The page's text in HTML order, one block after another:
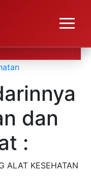
alat
dan
:
ALAT KESEHATAN